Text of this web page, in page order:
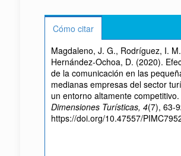
Cómo citar
Magdaleno, J. G., Rodríguez, I.
Hernández-Ochoa, D. (2020).
de la comunicación en las
medianas empresas del sector
un entorno altamente competitivo.
Dimensiones Turísticas, 4(7), 63-
https://doi.org/10.47557/